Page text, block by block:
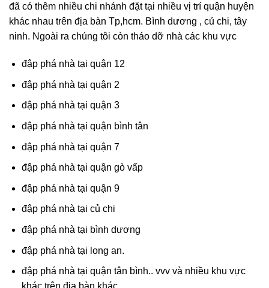
đã có thêm nhiều chi nhánh đặt tại nhiều vị trí quận huyện
khác nhau trên địa bàn Tp,hcm. Bình dương , củ chi, tây
ninh. Ngoài ra chúng tôi còn tháo dỡ nhà các khu vực
đập phá nhà tại quận 12
đập phá nhà tại quận 2
đập phá nhà tại quận 3
đập phá nhà tại quận bình tân
đập phá nhà tại quận 7
đập phá nhà tại quận gò vấp
đập phá nhà tại quận 9
đập phá nhà tại củ chi
đập phá nhà tại bình dương
đập phá nhà tại long an.
đập phá nhà tại quận tân bình.. vvv và nhiều khu vực